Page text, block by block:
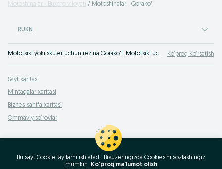
Motoshinalar - Buxoro viloyati
Motoshinalar - Qorako'l
RUKN
Mototsikl yoki skuter uchun rezina Qorako'l. Mototsikl uchun shinalarni yaxshi narxda OLX.uz e'lonlarida sotib olish Qorako'l ! Ko‘proq Ko‘rsatish
Sayt xaritasi
Mintaqalar xaritasi
Biznes-sahifa xaritasi
Ommaviy so‘rovlar
Bu sayt Cookie fayllarni ishlatadi. Brauzeringizda Cookies'ni sozlashingiz
mumkin. Ko'proq ma'lumot olish